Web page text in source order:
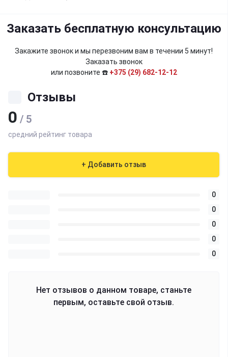
Заказать бесплатную консультацию
Закажите звонок и мы перезвоним вам в течении 5 минут!
Заказать звонок
или позвоните ☎️ +375 (29) 682-12-12
Отзывы
0 / 5
средний рейтинг товара
+ Добавить отзыв
0
0
0
0
0
Нет отзывов о данном товаре, станьте
первым, оставьте свой отзыв.